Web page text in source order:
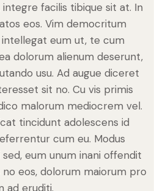
facilis tibique sit at. In
eos. Vim democritum
eum ut, te cum
dolorum alienum deserunt,
usu. Ad augue diceret
sit no. Cu vis primis
malorum mediocrem vel.
tincidunt adolescens id
cum eu. Modus
eum unum inani offendit
eos, dolorum maiorum pro
ad eruditi.